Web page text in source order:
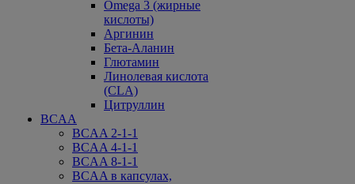
Omega 3 (жирные
кислоты)
Аргинин
Бета-Аланин
Глютамин
Линолевая кислота
(CLA)
Цитруллин
BCAA
BCAA 2-1-1
BCAA 4-1-1
BCAA 8-1-1
BCAA в капсулах,